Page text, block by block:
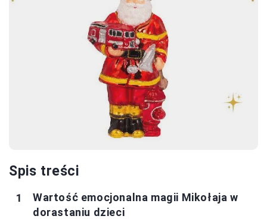
Spis treści
Wartość emocjonalna magii Mikołaja w
dorastaniu dzieci